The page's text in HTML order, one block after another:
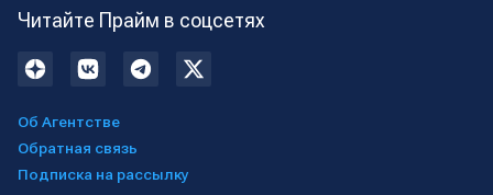
Читайте Прайм в соцсетях
Об Агентстве
Обратная связь
Подписка на рассылку